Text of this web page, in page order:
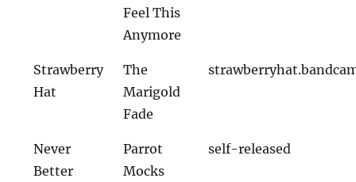
Feel This
Anymore
Strawberry
Hat
The
Marigold
Fade
Never
Better
Parrot
Mocks
self-released